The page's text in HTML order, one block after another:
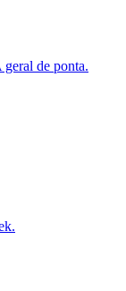
de ponta.